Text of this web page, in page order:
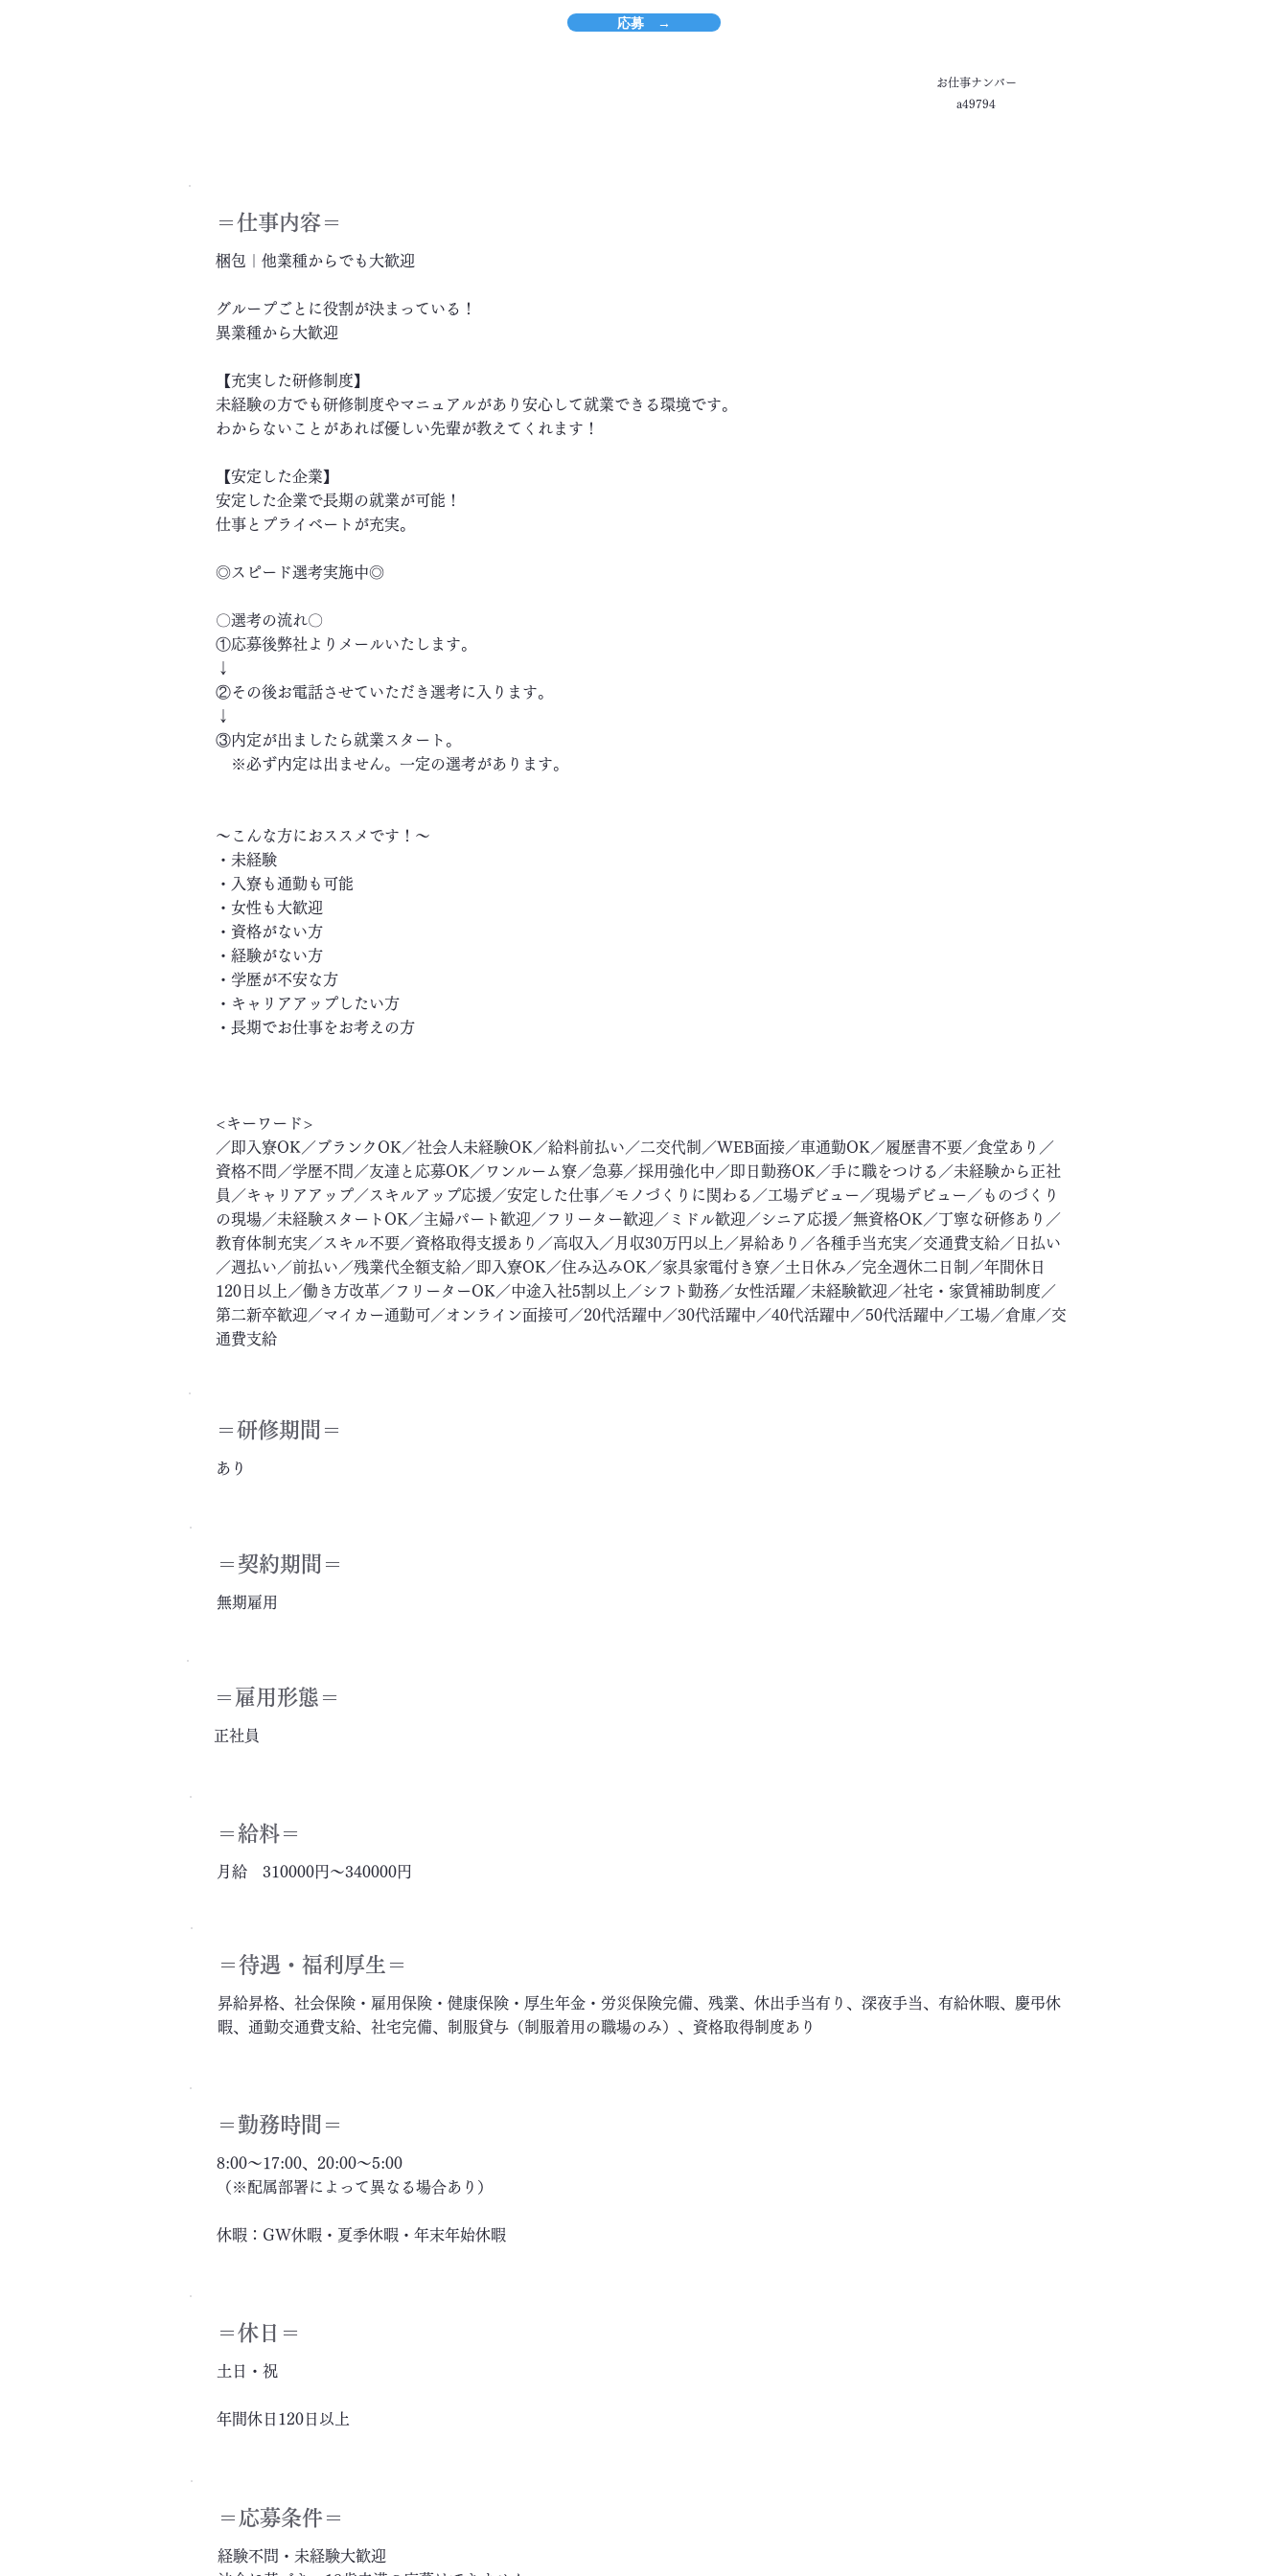
応募 →
お仕事ナンバー
a49794
＝​仕事内容＝
梱包｜他業種からでも大歓迎
グループごとに役割が決まっている！
異業種から大歓迎
【充実した研修制度】
未経験の方でも研修制度やマニュアルがあり安心して就業できる環境です。
わからないことがあれば優しい先輩が教えてくれます！
【安定した企業】
安定した企業で長期の就業が可能！
仕事とプライベートが充実。
◎スピード選考実施中◎
〇選考の流れ〇
①応募後弊社よりメールいたします。
↓
②その後お電話させていただき選考に入ります。
↓
③内定が出ましたら就業スタート。
※必ず内定は出ません。一定の選考があります。
～こんな方におススメです！～
・未経験
・入寮も通勤も可能
・女性も大歓迎
・資格がない方
・経験がない方
・学歴が不安な方
・キャリアアップしたい方
・長期でお仕事をお考えの方
<キーワード>
／即入寮OK／ブランクOK／社会人未経験OK／給料前払い／二交代制／WEB面接／車通勤OK／履歴書不要／食堂あり／
資格不問／学歴不問／友達と応募OK／ワンルーム寮／急募／採用強化中／即日勤務OK／手に職をつける／未経験から正社
員／キャリアアップ／スキルアップ応援／安定した仕事／モノづくりに関わる／工場デビュー／現場デビュー／ものづくり
の現場／未経験スタートOK／主婦パート歓迎／フリーター歓迎／ミドル歓迎／シニア応援／無資格OK／丁寧な研修あり／
教育体制充実／スキル不要／資格取得支援あり／高収入／月収30万円以上／昇給あり／各種手当充実／交通費支給／日払い
／週払い／前払い／残業代全額支給／即入寮OK／住み込みOK／家具家電付き寮／土日休み／完全週休二日制／年間休日
120日以上／働き方改革／フリーターOK／中途入社5割以上／シフト勤務／女性活躍／未経験歓迎／社宅・家賃補助制度／
第二新卒歓迎／マイカー通勤可／オンライン面接可／20代活躍中／30代活躍中／40代活躍中／50代活躍中／工場／倉庫／交
通費支給
＝​研修期間＝
あり
＝契約期間＝
無期雇用
＝雇用形態＝
正社員
＝給料＝
月給 310000円～340000円
＝​待遇・福利厚生＝
昇給昇格、社会保険・雇用保険・健康保険・厚生年金・労災保険完備、残業、休出手当有り、深夜手当、有給休暇、慶弔休
暇、通勤交通費支給、社宅完備、制服貸与（制服着用の職場のみ）、資格取得制度あり
＝勤務時間＝
8:00～17:00、20:00～5:00
（※配属部署によって異なる場合あり）
休暇：GW休暇・夏季休暇・年末年始休暇
＝休日＝
土日・祝
年間休日120日以上
＝応募条件＝
経験不問・未経験大歓迎